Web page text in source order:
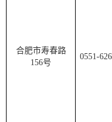
合肥市寿春路
156号
0551-